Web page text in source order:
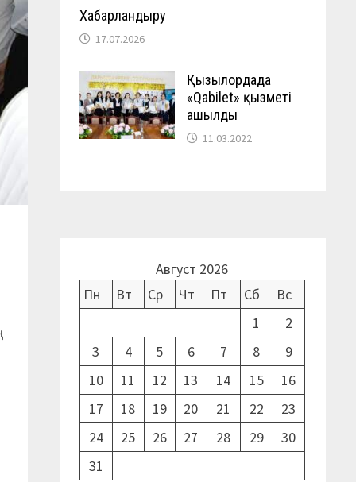
Хабарландыру
17.07.2026
Қызылордада
«Qabilet» қызметі
ашылды
11.03.2022
Август 2026
Пн
Вт Ср Чт Пт Сб
Вс
1
2
3
4 5 6 7 8
9
10
11 12 13 14 15
16
17
18 19 20 21 22
23
24
25 26 27 28 29
30
31